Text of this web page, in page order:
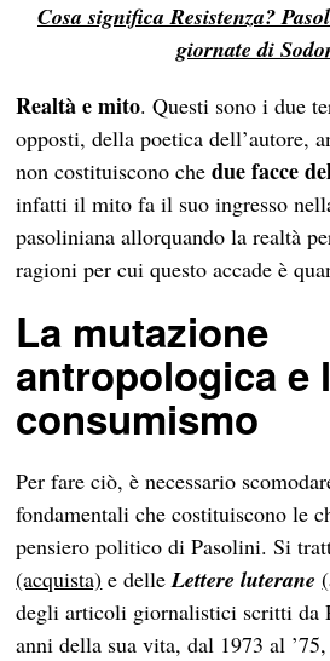
Cosa significa Resistenza?
giornate di
Realtà e mito. Questi sono i due
opposti, della poetica dell’autore,
non costituiscono chedue facce
infatti il mito fa il suo ingresso
pasoliniana allorquando la realtà
ragioni per cui questo accade è
La mutazione
antropologica e
consumismo
Per fare ciò, è necessario
fondamentali che costituiscono le
pensiero politico di Pasolini. Si
(acquista) e delleLettere luterane
degli articoli giornalistici scritti da
anni della sua vita, dal 1973 al